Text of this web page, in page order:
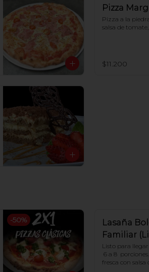
Pizza
Pizza a la
salsa de
$11.200
-50%
Lasaña
Familiar
hornear
Listo para
6 a 8
fresca con